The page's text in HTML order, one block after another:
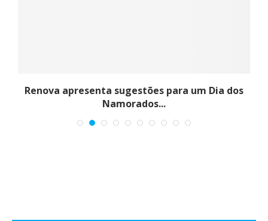
Renova apresenta sugestões para um Dia dos
Namorados...